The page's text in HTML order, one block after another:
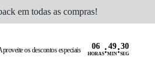
em todas as compras!
os descontos especiais HORAS:MIN:SEG